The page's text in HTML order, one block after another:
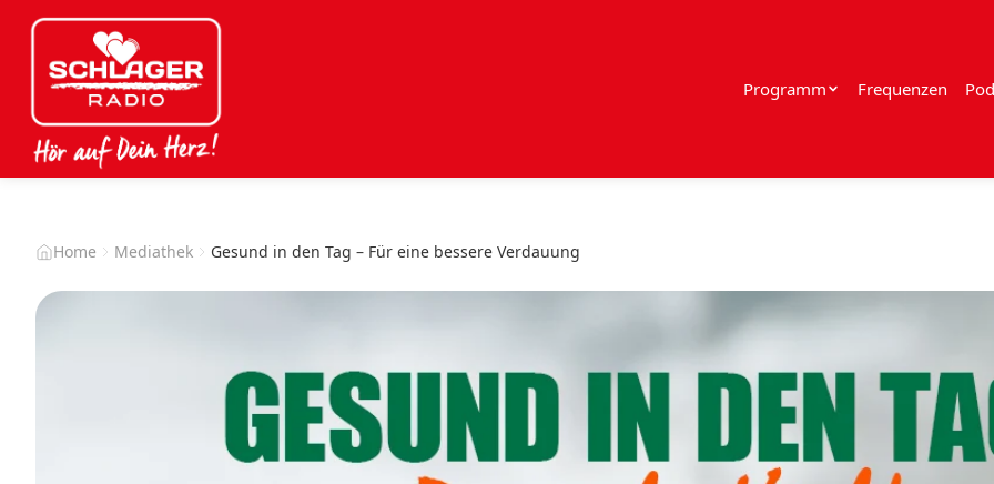
Programm Frequenzen
Home Mediathek Gesund in den Tag – Für eine bessere Verdauung